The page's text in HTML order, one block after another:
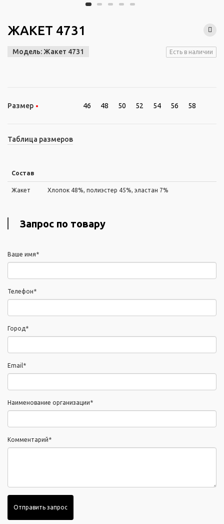
ЖАКЕТ 4731
Модель:Жакет 4731 Есть в наличии
Размер 46 48 50 52 54 56 58
Таблица размеров
Состав
Жакет Хлопок 48%, полиэстер 45%, эластан 7%
Запрос по товару
Ваше имя*
Телефон*
Город*
Email*
Наименование организации*
Комментарий*
Отправить запрос